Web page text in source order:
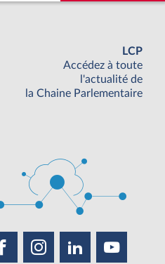
LCP
Accédez à toute
l'actualité de
la Chaine Parlementaire